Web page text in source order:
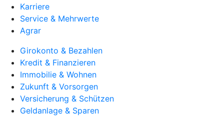
Karriere
Service & Mehrwerte
Agrar
Girokonto & Bezahlen
Kredit & Finanzieren
Immobilie & Wohnen
Zukunft & Vorsorgen
Versicherung & Schützen
Geldanlage & Sparen